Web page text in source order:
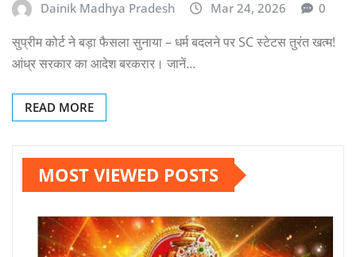
Dainik Madhya Pradesh Mar 24, 2026 0
सुप्रीम कोर्ट ने बड़ा फैसला सुनाया – धर्म बदलने पर SC स्टेटस तुरंत खत्म!
आंध्र सरकार का आदेश बरकरार। जानें…
READ MORE
MOST VIEWED POSTS